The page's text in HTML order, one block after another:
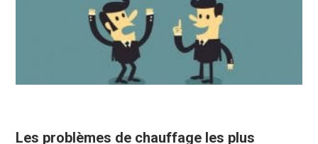
Les problèmes de chauffage les plus